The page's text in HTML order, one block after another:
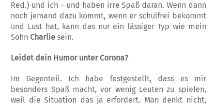
Red.) und ich – und haben irre Spaß daran. Wenn dann
noch jemand dazu kommt, wenn er schulfrei bekommt
und Lust hat, kann das nur ein lässiger Typ wie mein
Sohn Charlie sein.
Leidet dein Humor unter Corona?
Im Gegenteil. Ich habe festgestellt, dass es mir
besonders Spaß macht, vor wenig Leuten zu spielen,
weil die Situation das ja erfordert. Man denkt nicht,